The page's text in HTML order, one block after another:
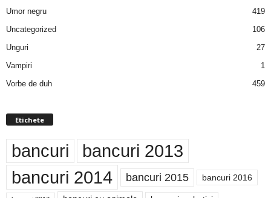
Umor negru
419
Uncategorized
106
Unguri
27
Vampiri
1
Vorbe de duh
459
Etichete
bancuri bancuri 2013
bancuri 2014 bancuri 2015 bancuri 2016